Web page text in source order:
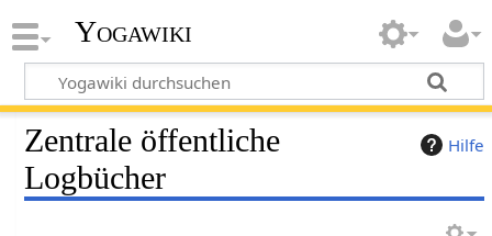
Yogawiki
Hilfe
Zentrale öffentliche
Logbücher